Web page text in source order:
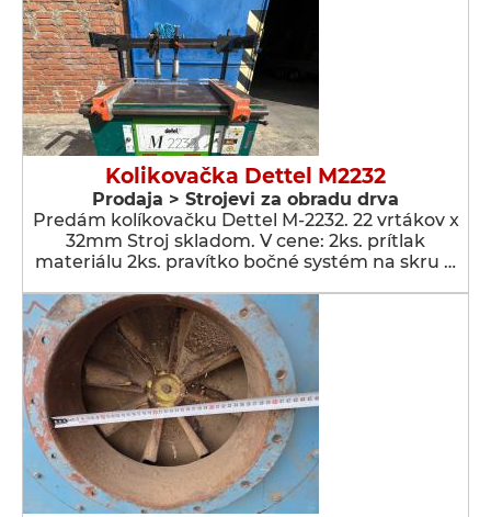
Kolikovačka Dettel M2232
Prodaja > Strojevi za obradu drva
Predám kolíkovačku Dettel M-2232. 22 vrtákov x
32mm Stroj skladom. V cene: 2ks. prítlak
materiálu 2ks. pravítko bočné systém na skru …